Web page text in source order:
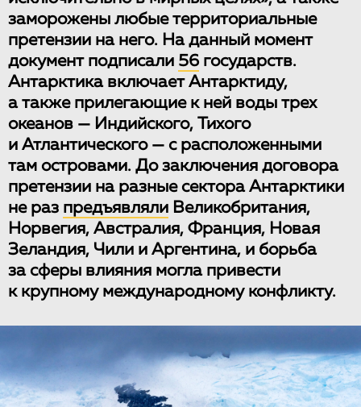
заморожены любые территориальные
претензии на него. На данный момент
документ подписали 56государств.
Антарктика включает Антарктиду,
а также прилегающие к ней воды трех
океанов — Индийского, Тихого
и Атлантического — с расположенными
там островами. До заключения договора
претензии на разные сектора Антарктики
не раз предъявляли Великобритания,
Норвегия, Австралия, Франция, Новая
Зеландия, Чили и Аргентина, и борьба
за сферы влияния могла привести
к крупному международному конфликту.